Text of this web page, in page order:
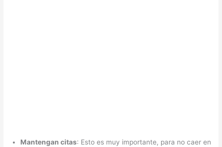
Mantengan citas: Esto es muy importante, para no caer en